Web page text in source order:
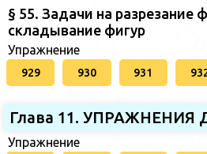
§ 55. Задачи на разрезание
складывание фигур
Упражнение
929 930 931
Глава 11.
Упражнение